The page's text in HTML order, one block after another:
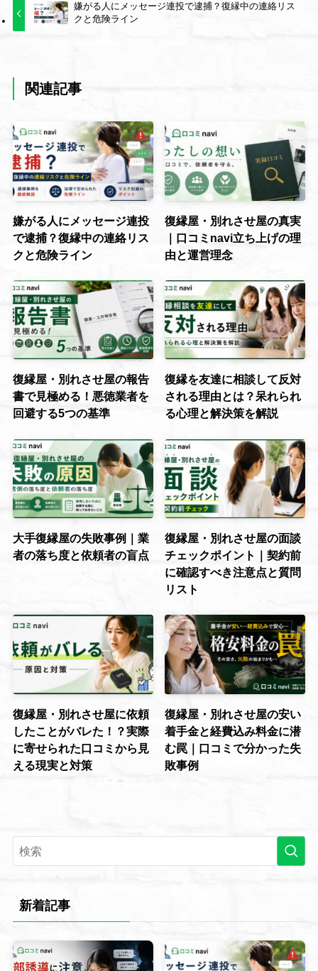
嫌がる人にメッセージ連投で逮捕？復縁中の連絡リス
クと危険ライン
関連記事
嫌がる人にメッセージ連投
で逮捕？復縁中の連絡リス
クと危険ライン
復縁屋・別れさせ屋の真実
｜口コミnavi立ち上げの理
由と運営理念
復縁屋・別れさせ屋の報告
書で見極める！悪徳業者を
回避する5つの基準
復縁を友達に相談して反対
される理由とは？呆れられ
る心理と解決策を解説
大手復縁屋の失敗事例｜業
者の落ち度と依頼者の盲点
復縁屋・別れさせ屋の面談
チェックポイント｜契約前
に確認すべき注意点と質問
リスト
復縁屋・別れさせ屋に依頼
したことがバレた！？実際
に寄せられた口コミから見
える現実と対策
復縁屋・別れさせ屋の安い
着手金と経費込み料金に潜
む罠｜口コミで分かった失
敗事例
新着記事